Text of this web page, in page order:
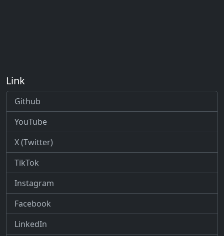
Link
Github
YouTube
X (Twitter)
TikTok
Instagram
Facebook
LinkedIn